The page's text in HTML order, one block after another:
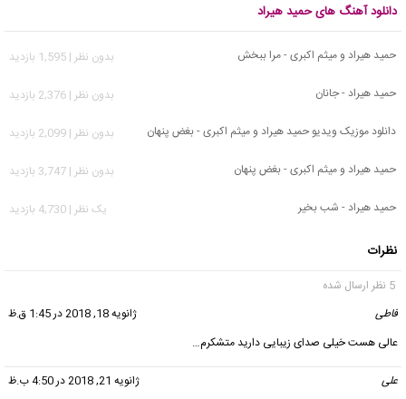
دانلود آهنگ های حمید هیراد
حمید هیراد و میثم اکبری - مرا ببخش
بدون نظر | 1,595 بازدید
حمید هیراد - جانان
بدون نظر | 2,376 بازدید
دانلود موزیک ویدیو حمید هیراد و میثم اکبری - بغض پنهان
بدون نظر | 2,099 بازدید
حمید هیراد و میثم اکبری - بغض پنهان
بدون نظر | 3,747 بازدید
حمید هیراد - شب بخیر
يک نظر | 4,730 بازدید
نظرات
5 نظر ارسال شده
فاطی
ژانویه 18, 2018 در 1:45 ق.ظ
عالی هست خیلی صدای زیبایی دارید متشکرم…
علی
ژانویه 21, 2018 در 4:50 ب.ظ